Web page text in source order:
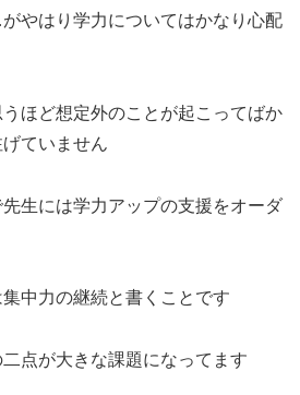
やはり学力についてはかなり心配
ほど想定外のことが起こってばか
ていません
生には学力アップの支援をオーダ
中力の継続と書くことです
点が大きな課題になってます